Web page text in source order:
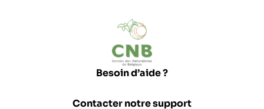
Besoin d’aide ?
Contacter notre support